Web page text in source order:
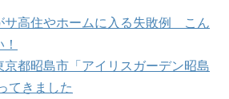
サ高住やホームに入る失敗例 こん
都昭島市「アイリスガーデン昭島
てきました